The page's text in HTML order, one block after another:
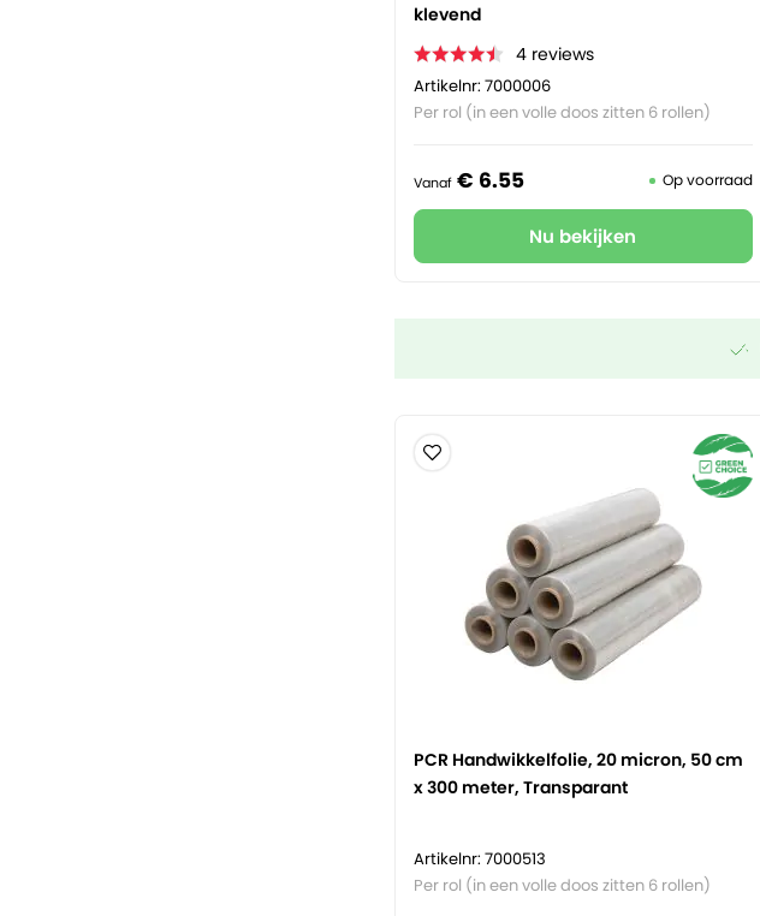
klevend
4 reviews
Artikelnr: 7000006
Per rol (in een volle doos zitten 6 rollen)
Vanaf € 6.55 Op voorraad
Nu bekijken
PCR Handwikkelfolie, 20 micron, 50 cm
x 300 meter, Transparant
Artikelnr: 7000513
Per rol (in een volle doos zitten 6 rollen)